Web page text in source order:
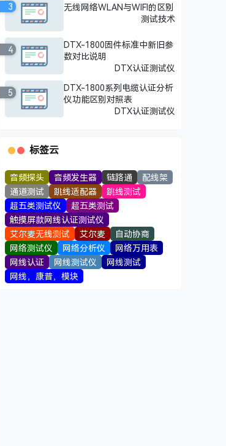
3
无线网络WLAN与WIFI的区别
测试技术
4
DTX-1800固件标准中新旧参
数对比说明
DTX认证测试仪
5
DTX-1800系列电缆认证分析
仪功能区别对照表
DTX认证测试仪
标签云
音频探头 音频发生器 链路通
配线架
通道测试
跳线适配器
跳线测试
超五类测试仪
超五类测试
触摸屏款网线认证测试仪
艾尔麦无线测试
艾尔麦
自动协商
网络测试仪
网络分析仪
网络万用表
网线认证
网线测试仪
网线测试
网线，康普，模块